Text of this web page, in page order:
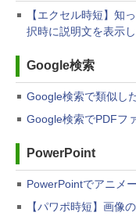
【エクセル時短】知
択時に説明文を表示
Google検索
Google検索で類似し
Google検索でPDFフ
PowerPoint
PowerPointでアニメ
【パワポ時短】画像